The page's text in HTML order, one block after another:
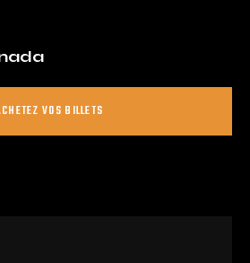
VOS BILLETS